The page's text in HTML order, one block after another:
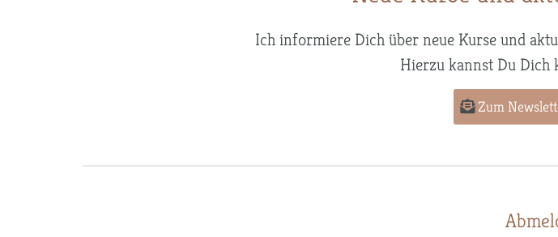
Ich informiere Dich über neue Kurse und
Hierzu kannst Du Dich
Zum